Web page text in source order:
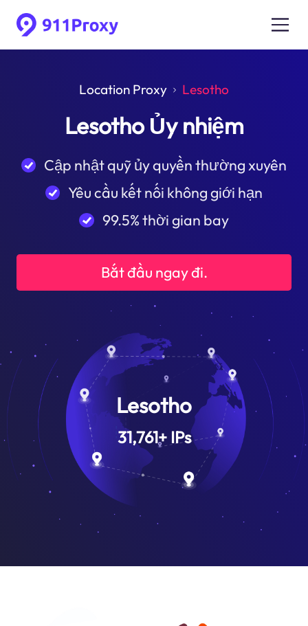
Location Proxy Lesotho
Lesotho Ủy nhiệm
Cập nhật quỹ ủy quyền thường xuyên
Yêu cầu kết nối không giới hạn
99.5% thời gian bay
Bắt đầu ngay đi.
Lesotho
31,761+IPs